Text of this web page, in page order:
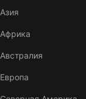
Азия
Африка
Австралия
Европа